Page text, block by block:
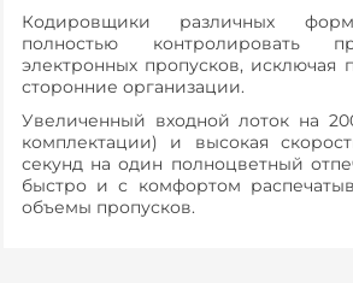
Кодировщики различных
полностью контролировать
электронных пропусков, исключая
сторонние организации.
Увеличенный входной лоток на
комплектации) и высокая
секунд на один полноцветный
быстро и с комфортом
объемы пропусков.